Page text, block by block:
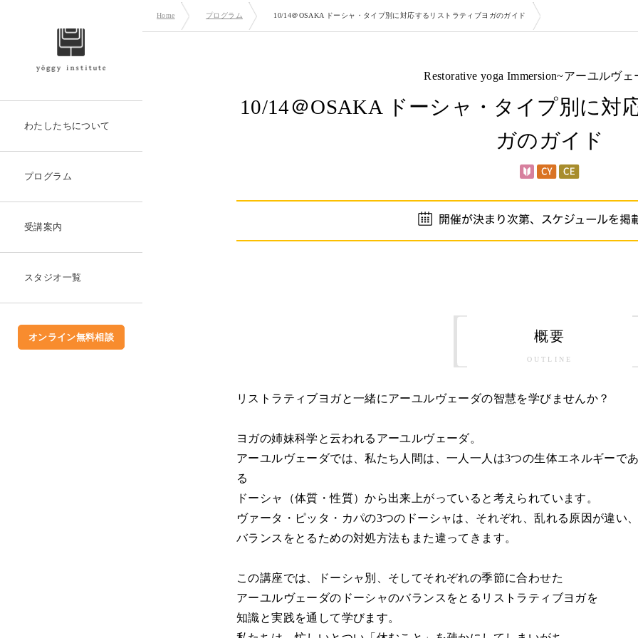
わたしたちについて
プログラム
受講案内
スタジオ一覧
オンライン無料相談
Home プログラム 10/14＠OSAKA ドーシャ・タイプ別に対応するリストラティブヨガのガイド
Restorative yoga Immersion~アーユルヴ
10/14＠OSAKA ドーシャ・タイプ別に対
ガのガイド
概要
OUTLINE
リストラティブヨガと一緒にアーユルヴェーダの智慧を学びませんか？
ヨガの姉妹科学と云われるアーユルヴェーダ。
アーユルヴェーダでは、私たち人間は、一人一人は3つの生体エネルギーで
る
ドーシャ（体質・性質）から出来上がっていると考えられています。
ヴァータ・ピッタ・カパの3つのドーシャは、それぞれ、乱れる原因が違い
バランスをとるための対処方法もまた違ってきます。
この講座では、ドーシャ別、そしてそれぞれの季節に合わせた
アーユルヴェーダのドーシャのバランスをとるリストラティブヨガを
知識と実践を通して学びます。